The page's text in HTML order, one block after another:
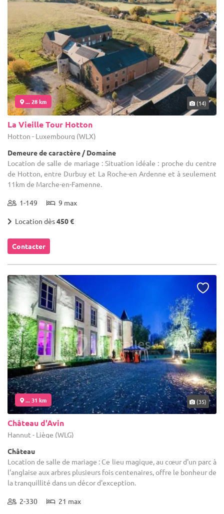
... 28 km (14)
La Vieille Tour Hotton
Hotton - Luxembourg (WLX)
Demeure de caractère / Domaine
Location de salle de mariage : Situation idéale : proche du centre
de Hotton, entre Durbuy et La Roche-en Ardenne et à seulement
11km de Marche-en-Famenne.
1-149 9 max
Location dès450 €
Contacter
... 31 km (35)
Château d'Avin
Hannut - Liège (WLG)
Château
Location de salle de mariage : Ce lieu magique, au cœur d'un parc à
l'anglaise aux arbres plusieurs fois centenaires, offre le bonheur de
la tranquillité dans un décor d'exception.
2-330 21 max